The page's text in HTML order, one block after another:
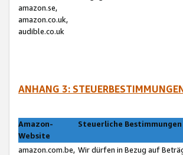
amazon.se,
amazon.co.uk,
audible.co.uk
ANHANG 3:
Amazon-
Website
Steuerliche Bestimmungen
amazon.com.be, Wir dürfen in Bezug auf